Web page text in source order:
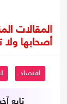
أصحابها
اقتصاد
تابع